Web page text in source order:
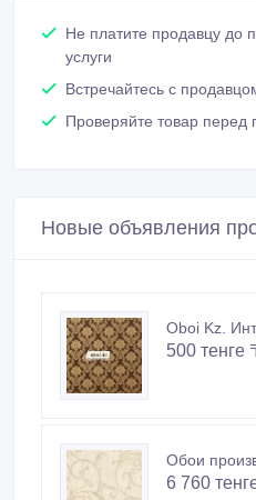
Не платите продавцу до
услуги
Встречайтесь с
Проверяйте товар перед
Новые объявления
Oboi Kz.
500 тенге
Обои
6 760